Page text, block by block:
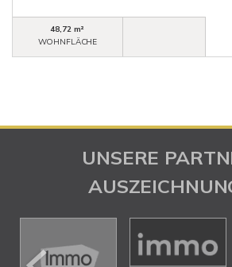
48,72 m²
WOHNFLÄCHE
UNSERE